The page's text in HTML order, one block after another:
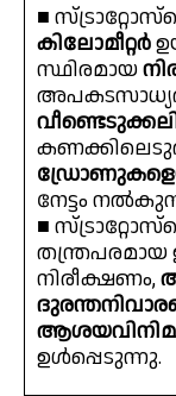
■
കിലോമീറ്റർ
സ്ഥിരമായ
നേട്ടം
■
നിരീക്ഷണം,
ഉൾപ്പെടുന്നു.